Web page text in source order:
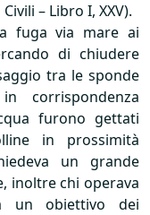
Civili – Libro I, XXV).
fuga via mare ai
di chiudere
tra le sponde
corrispondenza
furono gettati
in prossimità
un grande
inoltre chi operava
un obiettivo dei